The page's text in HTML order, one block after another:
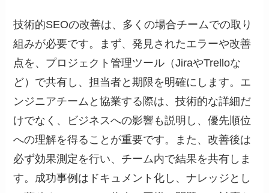
技術的SEOの改善は、多くの場合チームでの取り
組みが必要です。まず、発見されたエラーや改善
点を、プロジェクト管理ツール（JiraやTrelloな
ど）で共有し、担当者と期限を明確にします。エ
ンジニアチームと協業する際は、技術的な詳細だ
けでなく、ビジネスへの影響も説明し、優先順位
への理解を得ることが重要です。また、改善後は
必ず効果測定を行い、チーム内で結果を共有しま
す。成功事例はドキュメント化し、ナレッジとし